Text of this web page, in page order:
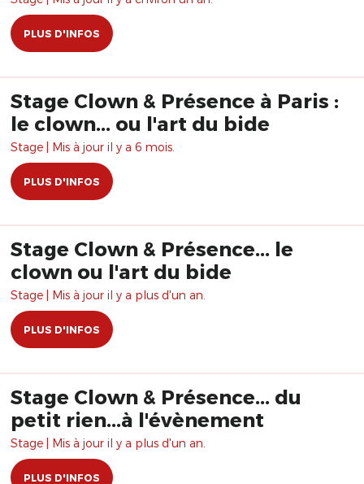
PLUS D'INFOS
Stage Clown & Présence à Paris :
le clown... ou l'art du bide
Stage | Mis à jour il y a 6 mois.
PLUS D'INFOS
Stage Clown & Présence... le
clown ou l'art du bide
Stage | Mis à jour il y a plus d'un an.
PLUS D'INFOS
Stage Clown & Présence... du
petit rien...à l'évènement
Stage | Mis à jour il y a plus d'un an.
PLUS D'INFOS